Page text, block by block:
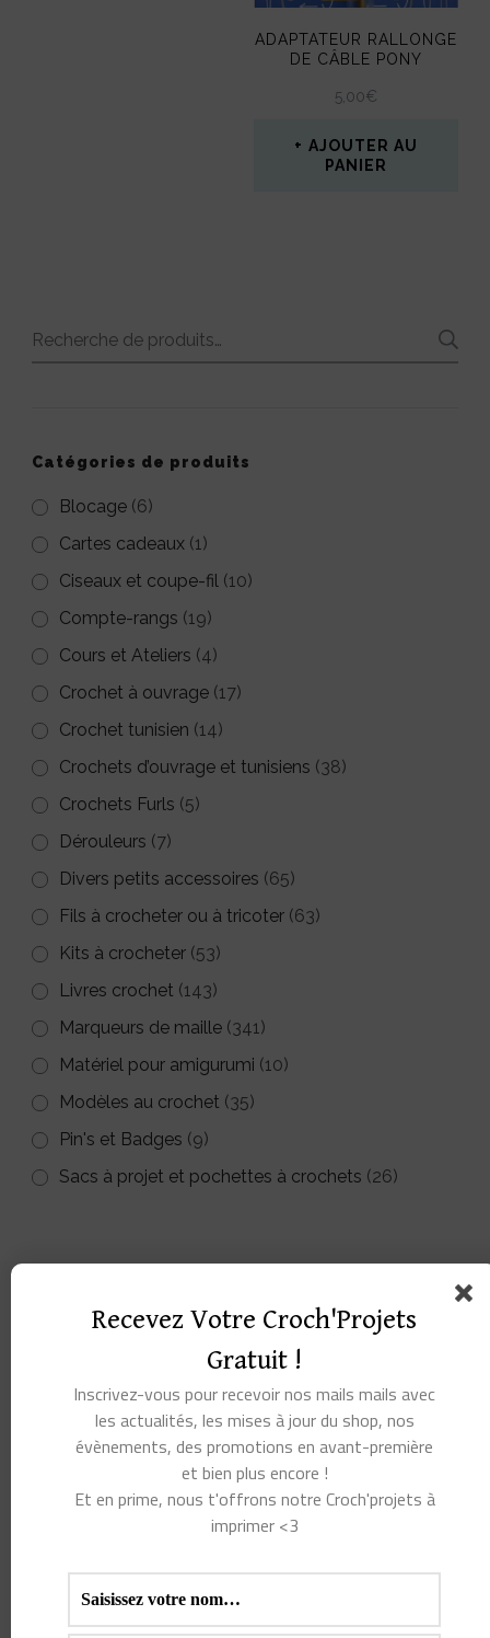
ADAPTATEUR RALLONGE
DE CÂBLE PONY
5,00€
AJOUTER AU
PANIER
Recherche
Catégories de produits
Blocage (6)
Cartes cadeaux (1)
Ciseaux et coupe-fil (10)
Compte-rangs (19)
Cours et Ateliers (4)
Crochet à ouvrage (17)
Crochet tunisien (14)
Crochets d’ouvrage et tunisiens (38)
Crochets Furls (5)
Dérouleurs (7)
Divers petits accessoires (65)
Fils à crocheter ou à tricoter (63)
Kits à crocheter (53)
Livres crochet (143)
Marqueurs de maille (341)
Matériel pour amigurumi (10)
Modèles au crochet (35)
Pin's et Badges (9)
Sacs à projet et pochettes à crochets (26)
Recevez Votre Croch'Projets
Gratuit !
Inscrivez-vous pour recevoir nos mails mails avec
les actualités, les mises à jour du shop, nos
évènements, des promotions en avant-première
et bien plus encore !
Et en prime, nous t'offrons notre Croch'projets à
imprimer <3